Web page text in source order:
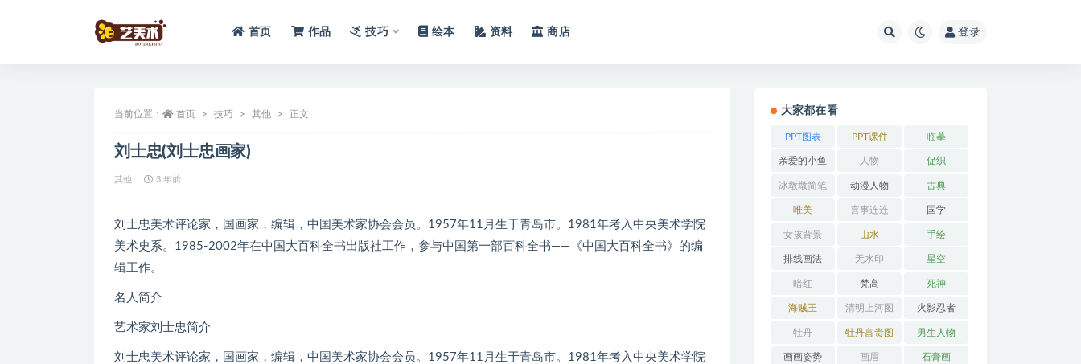
首页 作品 技巧 绘本 资料 商店 登录
当前位置： 首页 技巧 其他 正文
刘士忠(刘士忠画家)
其他 3 年前
刘士忠美术评论家，国画家，编辑，中国美术家协会会员。1957年11月生于青岛市。1981年考入中央美术学院
美术史系。1985-2002年在中国大百科全书出版社工作，参与中国第一部百科全书——《中国大百科全书》的编
辑工作。
名人简介
艺术家刘士忠简介
刘士忠美术评论家，国画家，编辑，中国美术家协会会员。1957年11月生于青岛市。1981年考入中央美术学院
大家都在看
PPT图表 PPT课件 临摹
亲爱的小鱼 人物 促织
冰墩墩简笔
画
动漫人物 古典
唯美 喜事连连 国学
女孩背景 山水 手绘
排线画法 无水印 星空
暗红 梵高 死神
海贼王 清明上河图 火影忍者
牡丹 牡丹富贵图 男生人物
画画姿势 画眉 石膏画